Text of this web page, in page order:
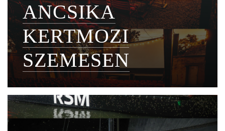
ANCSIKA
KERTMOZI
SZEMESEN